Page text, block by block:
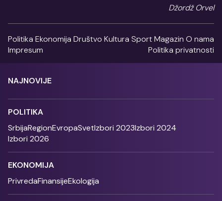
Džordž Orvel
Politika Ekonomija Društvo Kultura SportMagazin O nama
Impresum
Politika privatnosti
NAJNOVIJE
POLITIKA
SrbijaRegionEvropaSvetIzbori 2023Izbori 2024
Izbori 2026
EKONOMIJA
PrivredaFinansijeEkologija